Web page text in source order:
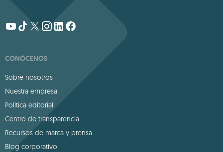
CONÓCENOS
Sobre nosotros
Nuestra empresa
Política editorial
Centro de transparencia
Recursos de marca y prensa
Blog corporativo